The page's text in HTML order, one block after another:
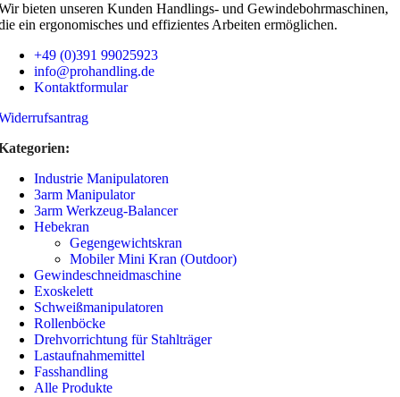
bieten unseren Kunden Handlings- und Gewinde­bohrmaschinen,
ein ergonomisches und effizientes Arbeiten ermöglichen.
+49 (0)391 99025923
info@prohandling.de
Kontaktformular
Industrie Manipulatoren
3arm Manipulator
3arm Werkzeug-Balancer
Hebekran
Gegengewichtskran
Mobiler Mini Kran (Outdoor)
Gewindeschneidmaschine
Exoskelett
Schweißmanipulatoren
Rollenböcke
Drehvorrichtung für Stahlträger
Lastaufnahmemittel
Fasshandling
Alle Produkte